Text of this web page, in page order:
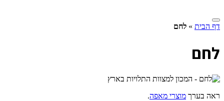
דף הבית » לחם
לחם
ראה בערך מוצרי מאפה.